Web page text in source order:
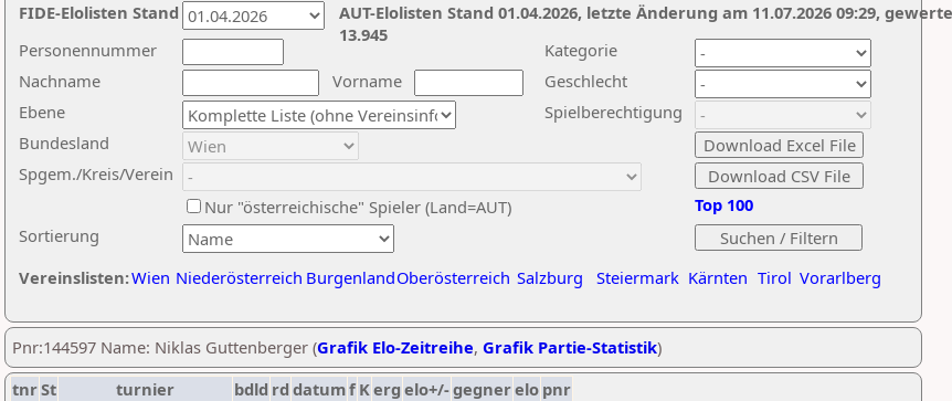
Nachname
Vorname
Ebene
Kategorie
Sortierung
Personennummer
Bundesland
Spgem./Kreis/Verein
Geschlecht
Nur "österreichische" Spieler (Land=AUT)
Spielberechtigung
Vereinslisten:Wien Niederösterreich BurgenlandOberösterreich Salzburg Steiermark Kärnten Tirol Vorarlberg
Top 100
AUT-Elolisten Stand 01.04.2026, letzte Änderung am 11.07.2026 09:29,
13.945
FIDE-Elolisten Stand
Pnr:144597 Name: Niklas Guttenberger (Grafik Elo-Zeitreihe, Grafik Partie-Statistik)
tnrSt turnier bdld rd datumf Kerg elo+/-gegnerelo pnr